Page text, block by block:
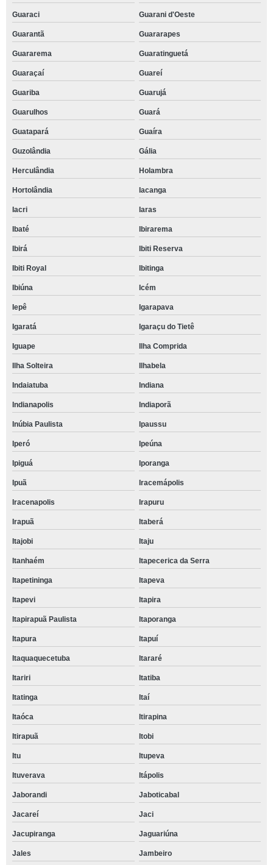
Guaraci Guarani d'Oeste
Guarantã Guararapes
Guararema Guaratinguetá
Guaraçaí Guareí
Guariba Guarujá
Guarulhos Guará
Guatapará Guaíra
Guzolândia Gália
Herculândia Holambra
Hortolândia Iacanga
Iacri Iaras
Ibaté Ibirarema
Ibirá Ibiti Reserva
Ibiti Royal Ibitinga
Ibiúna Icém
Iepê Igarapava
Igaratá Igaraçu do Tietê
Iguape Ilha Comprida
Ilha Solteira Ilhabela
Indaiatuba Indiana
Indianapolis Indiaporã
Inúbia Paulista Ipaussu
Iperó Ipeúna
Ipiguá Iporanga
Ipuã Iracemápolis
Iracenapolis Irapuru
Irapuã Itaberá
Itajobi Itaju
Itanhaém Itapecerica da Serra
Itapetininga Itapeva
Itapevi Itapira
Itapirapuã Paulista Itaporanga
Itapura Itapuí
Itaquaquecetuba Itararé
Itariri Itatiba
Itatinga Itaí
Itaóca Itirapina
Itirapuã Itobi
Itu Itupeva
Ituverava Itápolis
Jaborandi Jaboticabal
Jacareí Jaci
Jacupiranga Jaguariúna
Jales Jambeiro